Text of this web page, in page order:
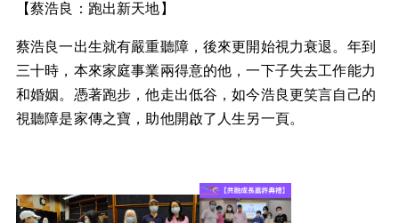
【蔡浩良：跑出新天地】
蔡浩良一出生就有嚴重聽障，後來更開始視力衰退。年到
三十時，本來家庭事業兩得意的他，一下子失去工作能力
和婚姻。憑著跑步，他走出低谷，如今浩良更笑言自己的
視聽障是家傳之寶，助他開啟了人生另一頁。